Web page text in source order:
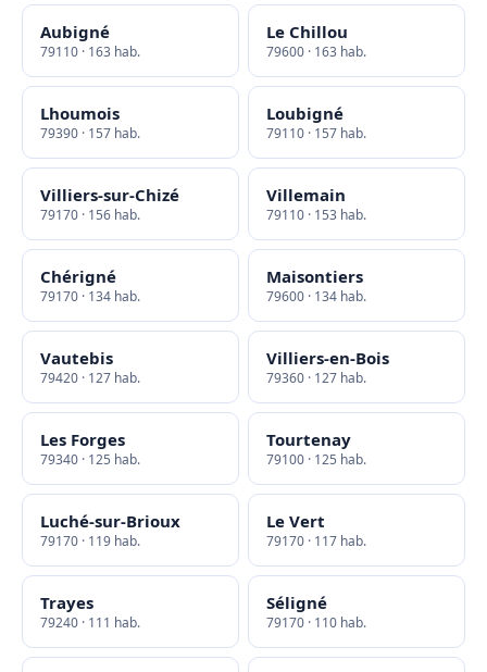
Aubigné
79110 · 163 hab.
Le Chillou
79600 · 163 hab.
Lhoumois
79390 · 157 hab.
Loubigné
79110 · 157 hab.
Villiers-sur-Chizé
79170 · 156 hab.
Villemain
79110 · 153 hab.
Chérigné
79170 · 134 hab.
Maisontiers
79600 · 134 hab.
Vautebis
79420 · 127 hab.
Villiers-en-Bois
79360 · 127 hab.
Les Forges
79340 · 125 hab.
Tourtenay
79100 · 125 hab.
Luché-sur-Brioux
79170 · 119 hab.
Le Vert
79170 · 117 hab.
Trayes
79240 · 111 hab.
Séligné
79170 · 110 hab.